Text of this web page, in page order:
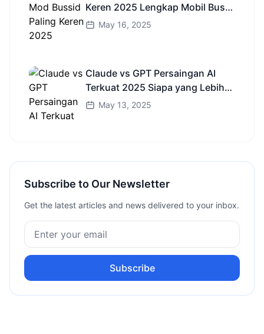
Keren 2025 Lengkap Mobil Bus
dan Truk HD
May 16, 2025
Claude vs GPT Persaingan AI
Terkuat 2025 Siapa yang Lebih
Cerdas?
May 13, 2025
Subscribe to Our Newsletter
Get the latest articles and news delivered to your inbox.
Subscribe